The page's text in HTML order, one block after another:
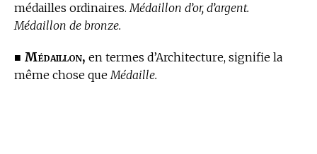
médailles ordinaires. Médaillon d’or, d’argent.
Médaillon de bronze.
■ Médaillon, en termes d’Architecture, signifie la
même chose queMédaille.